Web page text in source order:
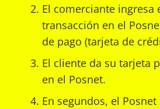
El comerciante ingresa
transacción en el
de pago (tarjeta de
El cliente da su tarjeta
en el Posnet.
En segundos, el